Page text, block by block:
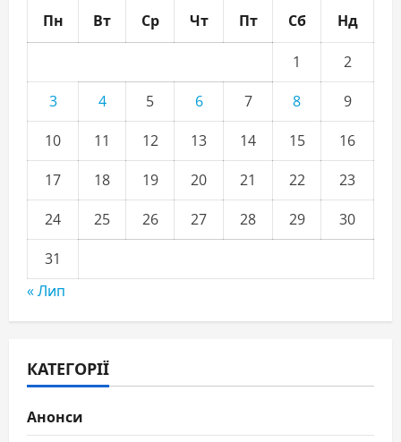
Пн Вт Ср Чт Пт Сб Нд
1
2
3
4 5 6 7 8
9
10
11 12 13 14 15
16
17
18 19 20 21 22
23
24
25 26 27 28 29
30
31
« Лип
КАТЕГОРІЇ
Анонси